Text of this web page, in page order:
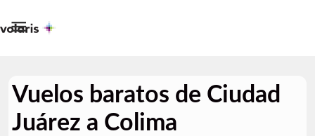

Vuelos baratos de Ciudad
Juárez a Colima